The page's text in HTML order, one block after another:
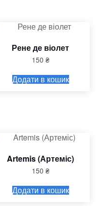
Рене де віолет
150 ₴
Додати в кошик
Artemis (Артеміс)
150 ₴
Додати в кошик